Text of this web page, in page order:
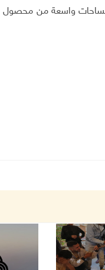
مساحات واسعة من محصول